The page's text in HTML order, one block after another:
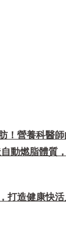
！營養科醫
動燃脂體質
打造健康快活